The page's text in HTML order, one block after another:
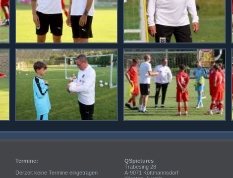
Termine:
Derzeit keine Termine eingetragen
QSpictures
Trabesing 28
A-9071 Köttmannsdorf